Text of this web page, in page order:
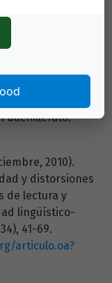
cognitiva
2(22) ,165-
bachillerato.
2010).
y distorsiones
de lectura y
lingüístico-
41-69.
articulo.oa?